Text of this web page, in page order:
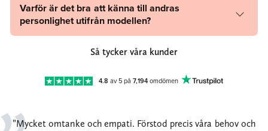
Varför är det bra att känna till andras
personlighet utifrån modellen?
Så tycker våra kunder
4.8 av 5 på7,194omdömen
Mycket omtanke och empati. Förstod precis våra behov och